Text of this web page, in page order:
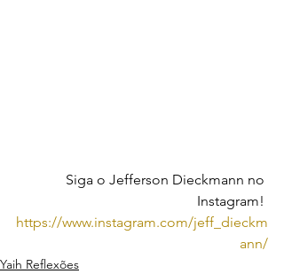
Siga o Jefferson Dieckmann no
Instagram!
https://www.instagram.com/jeff_dieckm
ann/
Yaih Reflexões